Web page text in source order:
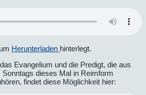
Herunterladen hinterlegt.
Evangelium und die Predigt, die aus
dieses Mal in Reimform
findet diese Möglichkeit hier: